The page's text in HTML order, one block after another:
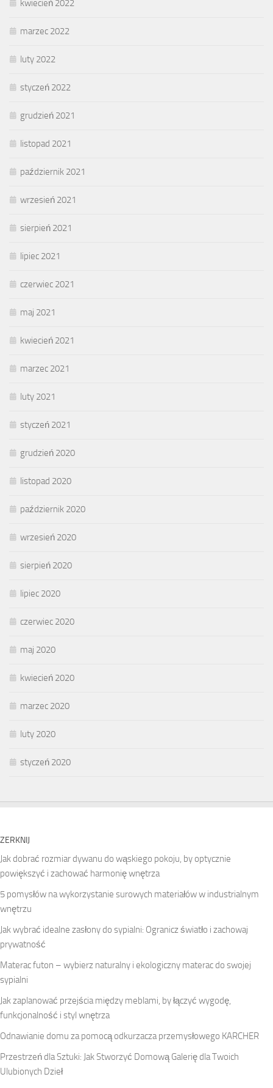
kwiecień 2022
marzec 2022
luty 2022
styczeń 2022
grudzień 2021
listopad 2021
październik 2021
wrzesień 2021
sierpień 2021
lipiec 2021
czerwiec 2021
maj 2021
kwiecień 2021
marzec 2021
luty 2021
styczeń 2021
grudzień 2020
listopad 2020
październik 2020
wrzesień 2020
sierpień 2020
lipiec 2020
czerwiec 2020
maj 2020
kwiecień 2020
marzec 2020
luty 2020
styczeń 2020
ZERKNIJ
Jak dobrać rozmiar dywanu do wąskiego pokoju, by optycznie
powiększyć i zachować harmonię wnętrza
5 pomysłów na wykorzystanie surowych materiałów w industrialnym
wnętrzu
Jak wybrać idealne zasłony do sypialni: Ogranicz światło i zachowaj
prywatność
Materac futon – wybierz naturalny i ekologiczny materac do swojej
sypialni
Jak zaplanować przejścia między meblami, by łączyć wygodę,
funkcjonalność i styl wnętrza
Odnawianie domu za pomocą odkurzacza przemysłowego KARCHER
Przestrzeń dla Sztuki: Jak Stworzyć Domową Galerię dla Twoich
Ulubionych Dzieł